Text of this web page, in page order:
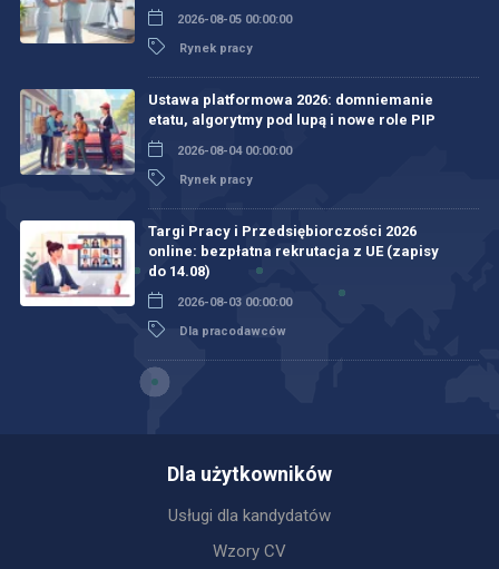
2026-08-05 00:00:00
Rynek pracy
Ustawa platformowa 2026: domniemanie
etatu, algorytmy pod lupą i nowe role PIP
2026-08-04 00:00:00
Rynek pracy
Targi Pracy i Przedsiębiorczości 2026
online: bezpłatna rekrutacja z UE (zapisy
do 14.08)
2026-08-03 00:00:00
Dla pracodawców
Dla użytkowników
Usługi dla kandydatów
Wzory CV